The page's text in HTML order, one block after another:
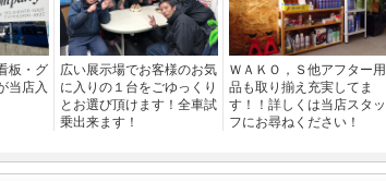
板・グ
当店入
広い展示場でお客様のお気
に入りの１台をごゆっくり
とお選び頂けます！全車試
乗出来ます！
ＷＡＫＯ，Ｓ他アフター用
品も取り揃え充実してま
す！！詳しくは当店スタッ
フにお尋ねください！